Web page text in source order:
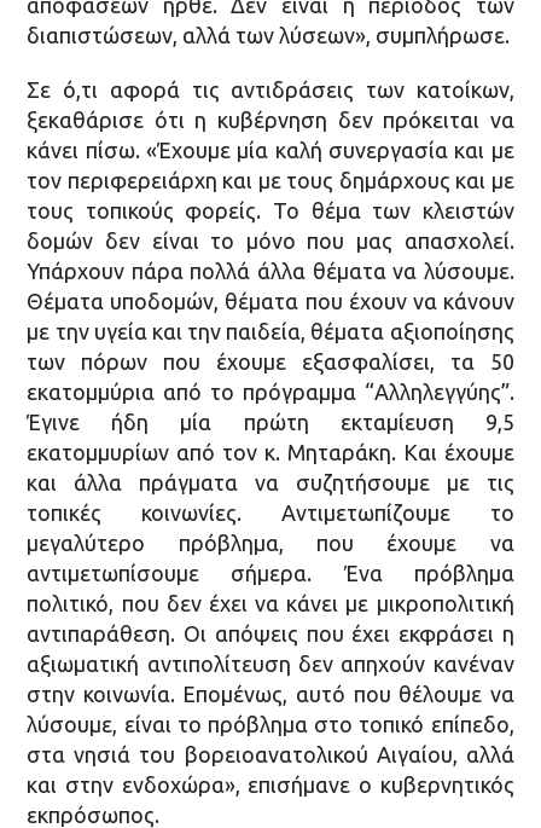
διαπιστώσεων, αλλά των λύσεων», συμπλήρωσε.
Σε ό,τι αφορά τις αντιδράσεις των κατοίκων,
ξεκαθάρισε ότι η κυβέρνηση δεν πρόκειται να
κάνει πίσω. «Έχουμε μία καλή συνεργασία και με
τον περιφερειάρχη και με τους δημάρχους και με
τους τοπικούς φορείς. Το θέμα των κλειστών
δομών δεν είναι το μόνο που μας απασχολεί.
Υπάρχουν πάρα πολλά άλλα θέματα να λύσουμε.
Θέματα υποδομών, θέματα που έχουν να κάνουν
με την υγεία και την παιδεία, θέματα αξιοποίησης
των πόρων που έχουμε εξασφαλίσει, τα 50
εκατομμύρια από το πρόγραμμα “Αλληλεγγύης”.
Έγινε ήδη μία πρώτη εκταμίευση 9,5
εκατομμυρίων από τον κ. Μηταράκη. Και έχουμε
και άλλα πράγματα να συζητήσουμε με τις
τοπικές κοινωνίες. Αντιμετωπίζουμε το
μεγαλύτερο πρόβλημα, που έχουμε να
αντιμετωπίσουμε σήμερα. Ένα πρόβλημα
πολιτικό, που δεν έχει να κάνει με μικροπολιτική
αντιπαράθεση. Οι απόψεις που έχει εκφράσει η
αξιωματική αντιπολίτευση δεν απηχούν κανέναν
στην κοινωνία. Επομένως, αυτό που θέλουμε να
λύσουμε, είναι το πρόβλημα στο τοπικό επίπεδο,
στα νησιά του βορειοανατολικού Αιγαίου, αλλά
και στην ενδοχώρα», επισήμανε ο κυβερνητικός
εκπρόσωπος.